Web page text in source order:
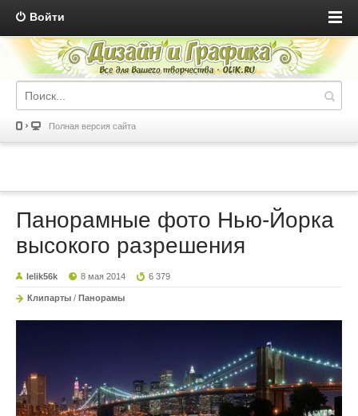
Войти
Полная версия сайта
Панорамные фото Нью-Йорка
высокого разрешения
lelik56k 8 мая 2014 6 379
Клипарты / Панорамы